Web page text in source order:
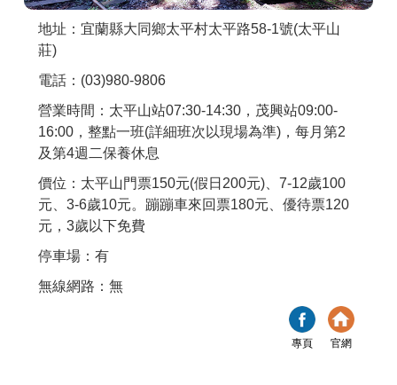
地址：宜蘭縣大同鄉太平村太平路58-1號(太平山
莊)
電話：(03)980-9806
營業時間：太平山站07:30-14:30，茂興站09:00-
16:00，整點一班(詳細班次以現場為準)，每月第2
及第4週二保養休息
價位：太平山門票150元(假日200元)、7-12歲100
元、3-6歲10元。蹦蹦車來回票180元、優待票120
元，3歲以下免費
停車場：有
無線網路：無
專頁 官網